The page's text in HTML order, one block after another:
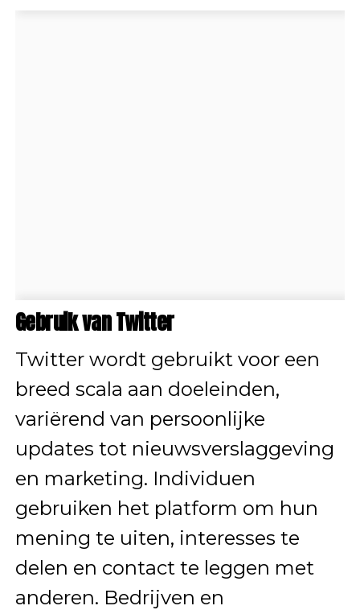
Gebruik van Twitter
Twitter wordt gebruikt voor een
breed scala aan doeleinden,
variërend van persoonlijke
updates tot nieuwsverslaggeving
en marketing. Individuen
gebruiken het platform om hun
mening te uiten, interesses te
delen en contact te leggen met
anderen. Bedrijven en